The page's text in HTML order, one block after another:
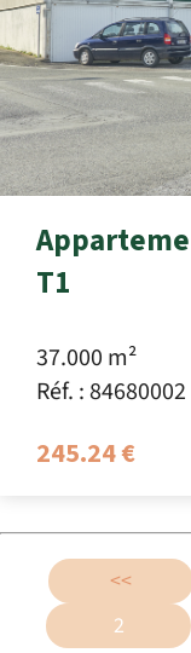
T1
37.000 m²
Réf. : 84680002
245.24 €
<<
2